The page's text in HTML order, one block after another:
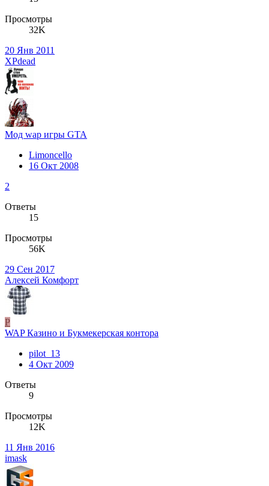
Просмотры
32K
20 Янв 2011
XPdead
Мод wap игры GTA
Limoncello
16 Окт 2008
2
Ответы
15
Просмотры
56K
29 Сен 2017
Алексей Комфорт
P
WAP Казино и Букмекерская контора
pilot_13
4 Окт 2009
Ответы
9
Просмотры
12K
11 Янв 2016
imask